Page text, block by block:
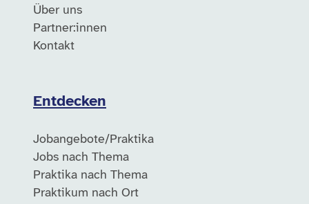
Über uns
Partner:innen
Kontakt
Entdecken
Jobangebote/Praktika
Jobs nach Thema
Praktika nach Thema
Praktikum nach Ort